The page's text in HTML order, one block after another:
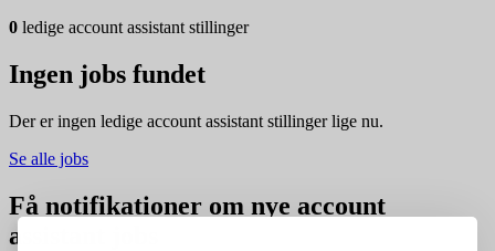
0 ledige account assistant stillinger
Ingen jobs fundet
Der er ingen ledige account assistant stillinger lige nu.
Se alle jobs
Få notifikationer om nye account
assistant jobs